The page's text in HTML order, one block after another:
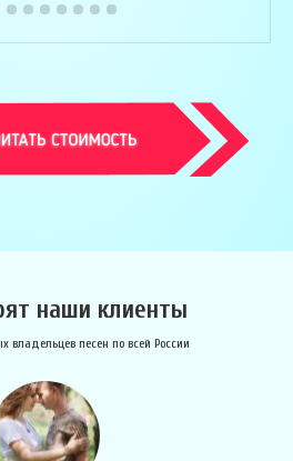
наши клиенты
владельцев песен по всей России